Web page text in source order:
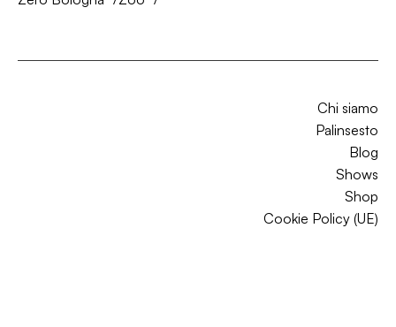
Chi siamo
Palinsesto
Blog
Shows
Shop
Cookie Policy (UE)